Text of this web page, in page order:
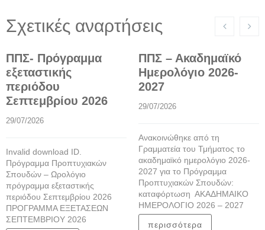
Σχετικές αναρτήσεις
ΠΠΣ- Πρόγραμμα
εξεταστικής
περιόδου
Σεπτεμβρίου 2026
29/07/2026
Invalid download ID.
Πρόγραμμα Προπτυχιακών
Σπουδών – Ωρολόγιο
πρόγραμμα εξεταστικής
περιόδου Σεπτεμβρίου 2026
ΠΡΟΓΡΑΜΜΑ ΕΞΕΤΑΣΕΩΝ
ΣΕΠΤΕΜΒΡΙΟΥ 2026
ΠΠΣ – Ακαδημαϊκό
Ημερολόγιο 2026-
2027
29/07/2026
Ανακοινώθηκε από τη
Γραμματεία του Τμήματος το
ακαδημαϊκό ημερολόγιο 2026-
2027 για το Πρόγραμμα
Προπτυχιακών Σπουδών:
καταφόρτωση ΑΚΑΔΗΜΑΙΚΟ
ΗΜΕΡΟΛΟΓΙΟ 2026 – 2027
περισσότερα